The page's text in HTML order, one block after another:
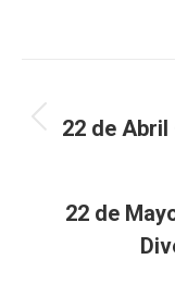
entre
22 de Abril
22 de